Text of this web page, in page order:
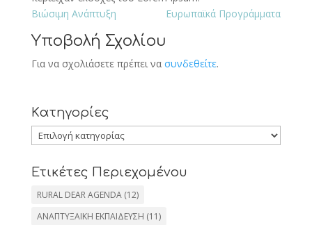
Βιώσιμη Ανάπτυξη
Ευρωπαϊκά Προγράμματα
Υποβολή Σχολίου
Για να σχολιάσετε πρέπει να συνδεθείτε.
Kατηγορίες
Kατηγορίες
Ετικέτες Περιεχομένου
RURAL DEAR AGENDA(12)
ΑΝΑΠΤΥΞΑΙΚΗ ΕΚΠΑΙΔΕΥΣΗ (11)